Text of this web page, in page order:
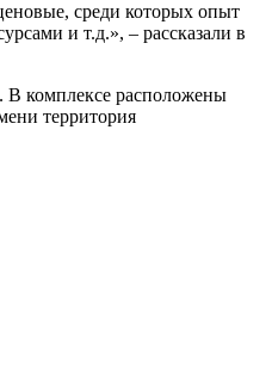
среди которых опыт
и т.д.», – рассказали в
В комплексе расположены
территория